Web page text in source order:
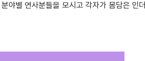
야별 연사분들을 모시고 각자가 몸담은 인더